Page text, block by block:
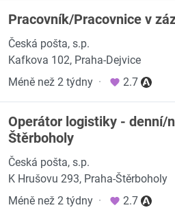
Pracovník/Pracovnice v
Česká pošta, s.p.
Kafkova 102, Praha-Dejvice
Méně než 2 týdny · 2.7
Operátor logistiky - denní/
Štěrboholy
Česká pošta, s.p.
K Hrušovu 293, Praha-Štěrboholy
Méně než 2 týdny · 2.7